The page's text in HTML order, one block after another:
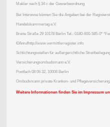
Makler nach § 34 c der Gewerbeordnung
Bei Interesse können Sie die Angaben bei der
Handelskammertag e.V.
Breite Straße 29 10178 Berlin Tel.: 0180-600-585-0*
€/Anrufhttp://www.vermittlerregister.info
Schlichtungsstellen für außergerichtliche
Versicherungsombudsmann e.V.
Postfach 08 06 32, 10006 Berlin
Ombudsmann private Kranken- und
Weitere Informationen finden Sie im Impressum